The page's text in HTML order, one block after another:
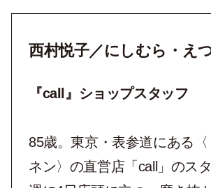
西村悦子／にしむら・え
『call』ショップスタッフ
85歳。東京・表参道にある
ネン〉の直営店「call」のス